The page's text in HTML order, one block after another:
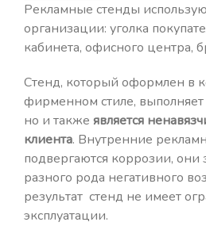
Рекламные стенды
организации: уголка
кабинета, офисного центра,
Стенд, который оформлен в
фирменном стиле,
но и также является
клиента. Внутренние
подвергаются коррозии,
разного рода негативного
результат стенд не имеет
эксплуатации.